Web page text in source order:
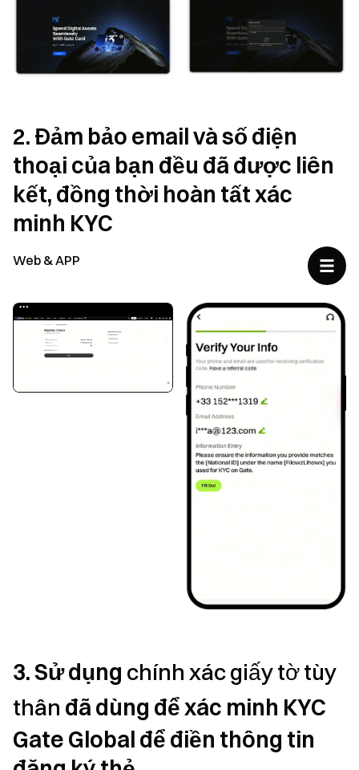
2. Đảm bảo email và số điện
thoại của bạn đều đã được liên
kết, đồng thời hoàn tất xác
minh KYC
Web & APP
3. Sử dụng chính xác giấy tờ tùy
thân đã dùng để xác minh KYC
Gate Global để điền thông tin